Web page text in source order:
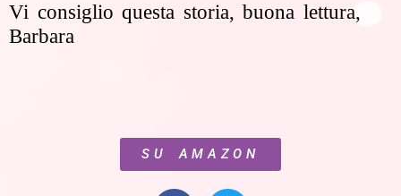
Vi consiglio questa storia, buona lettura,
Barbara
SU AMAZON